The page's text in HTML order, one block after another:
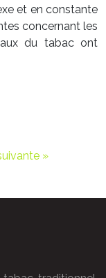
et en constante
concernant les
du tabac ont
»